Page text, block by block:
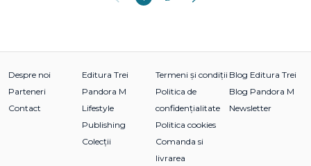
Despre noi
Parteneri
Contact
Editura Trei
Pandora M
Lifestyle
Publishing
Colecții
Termeni și condiții
Politica de
confidențialitate
Politica cookies
Comanda si
livrarea
Blog Editura Trei
Blog Pandora M
Newsletter